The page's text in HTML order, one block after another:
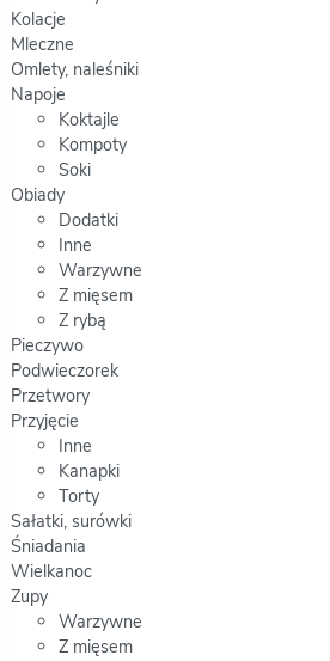
Kolacje
Mleczne
Omlety, naleśniki
Napoje
Koktajle
Kompoty
Soki
Obiady
Dodatki
Inne
Warzywne
Z mięsem
Z rybą
Pieczywo
Podwieczorek
Przetwory
Przyjęcie
Inne
Kanapki
Torty
Sałatki, surówki
Śniadania
Wielkanoc
Zupy
Warzywne
Z mięsem